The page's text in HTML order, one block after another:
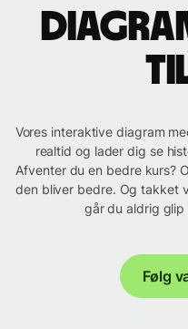
til
Vores interaktive diagram
realtid og lader dig se
Afventer du en bedre kurs?
den bliver bedre. Og takket
går du aldrig glip
Følg